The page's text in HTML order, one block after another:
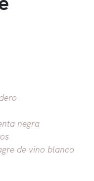
negra
de vino blanco